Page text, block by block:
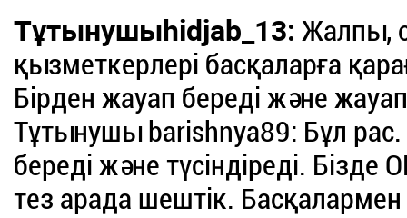
Тұтынушыhidjab_13: Жалпы,
қызметкерлері басқаларға
Бірден жауап береді және
Тұтынушы barishnya89: Бұл
береді және түсіндіреді.
тез арада шештік. Басқалармен